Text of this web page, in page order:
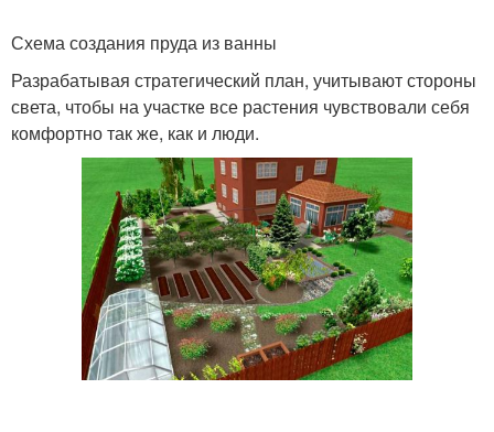
Схема создания пруда из ванны
Разрабатывая стратегический план, учитывают стороны
света, чтобы на участке все растения чувствовали себя
комфортно так же, как и люди.